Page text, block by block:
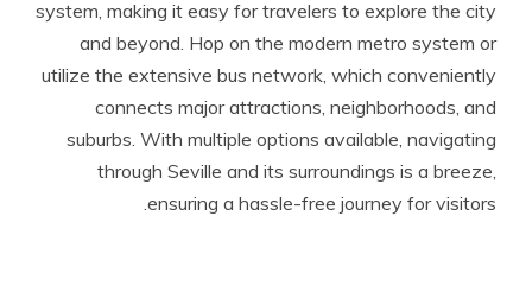
system, making it easy for travelers to explore the city
and beyond. Hop on the modern metro system or
utilize the extensive bus network, which conveniently
connects major attractions, neighborhoods, and
suburbs. With multiple options available, navigating
through Seville and its surroundings is a breeze,
ensuring a hassle-free journey for visitors.